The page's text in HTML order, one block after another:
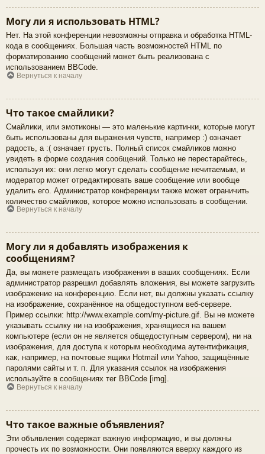
Могу ли я использовать HTML?
Нет. На этой конференции невозможны отправка и обработка HTML-
кода в сообщениях. Большая часть возможностей HTML по
форматированию сообщений может быть реализована с
использованием BBCode.
Вернуться к началу
Что такое смайлики?
Смайлики, или эмотиконы — это маленькие картинки, которые могут
быть использованы для выражения чувств, например :) означает
радость, а :( означает грусть. Полный список смайликов можно
увидеть в форме создания сообщений. Только не перестарайтесь,
используя их: они легко могут сделать сообщение нечитаемым, и
модератор может отредактировать ваше сообщение или вообще
удалить его. Администратор конференции также может ограничить
количество смайликов, которое можно использовать в сообщении.
Вернуться к началу
Могу ли я добавлять изображения к
сообщениям?
Да, вы можете размещать изображения в ваших сообщениях. Если
администратор разрешил добавлять вложения, вы можете загрузить
изображение на конференцию. Если нет, вы должны указать ссылку
на изображение, сохранённое на общедоступном веб-сервере.
Пример ссылки: http://www.example.com/my-picture.gif. Вы не можете
указывать ссылку ни на изображения, хранящиеся на вашем
компьютере (если он не является общедоступным сервером), ни на
изображения, для доступа к которым необходима аутентификация,
как, например, на почтовые ящики Hotmail или Yahoo, защищённые
паролями сайты и т. п. Для указания ссылок на изображения
используйте в сообщениях тег BBCode [img].
Вернуться к началу
Что такое важные объявления?
Эти объявления содержат важную информацию, и вы должны
прочесть их по возможности. Они появляются вверху каждого из